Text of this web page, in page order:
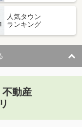
人気タウン
ランキング
動産